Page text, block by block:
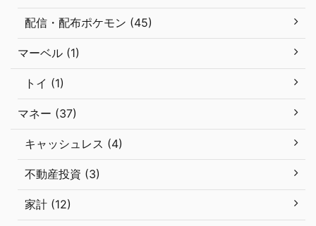
配信・配布ポケモン (45)
マーベル (1)
トイ (1)
マネー (37)
キャッシュレス (4)
不動産投資 (3)
家計 (12)